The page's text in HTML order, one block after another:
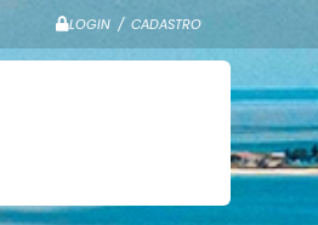
LOGIN / CADASTRO